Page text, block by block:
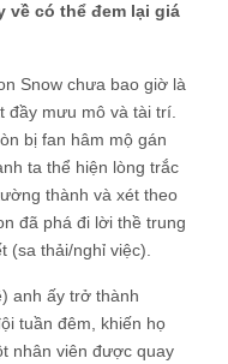
về có thể đem lại giá
Snow chưa bao giờ là
đầy mưu mô và tài trí.
bị fan hâm mộ gán
ta thể hiện lòng trắc
thành và xét theo
đã phá đi lời thề trung
(sa thải/nghỉ việc).
anh ấy trở thành
tuần đêm, khiến họ
nhân viên được quay